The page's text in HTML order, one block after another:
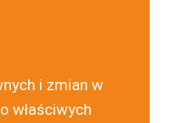
i zmian w
właściwych